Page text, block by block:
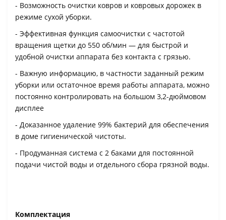
- Возможность очистки ковров и ковровых дорожек в
режиме сухой уборки.
- Эффективная функция самоочистки с частотой
вращения щетки до 550 об/мин — для быстрой и
удобной очистки аппарата без контакта с грязью.
- Важную информацию, в частности заданный режим
уборки или остаточное время работы аппарата, можно
постоянно контролировать на большом 3,2-дюймовом
дисплее
- Доказанное удаление 99% бактерий для обеспечения
в доме гигиенической чистоты.
- Продуманная система с 2 баками для постоянной
подачи чистой воды и отдельного сбора грязной воды.
Комплектация